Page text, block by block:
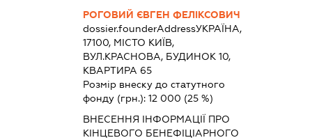
РОГОВИЙ ЄВГЕН ФЕЛІКСОВИЧ
dossier.founderAddressУКРАЇНА,
17100, МІСТО КИЇВ,
ВУЛ.КРАСНОВА, БУДИНОК 10,
КВАРТИРА 65
Розмір внеску до статутного
фонду (грн.):12 000 (25 %)
ВНЕСЕННЯ ІНФОРМАЦІЇ ПРО
КІНЦЕВОГО БЕНЕФІЦІАРНОГО